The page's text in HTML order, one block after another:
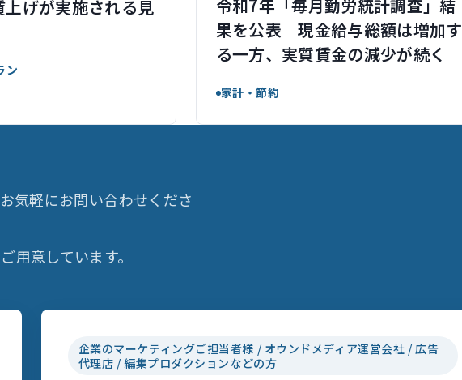
げが実施される見
ン
令和7年「毎月勤労統計調査」結
果を公表 現金給与総額は増加す
る一方、実質賃金の減少が続く
家計・節約
気軽にお問い合わせくださ
用意しています。
企業のマーケティングご担当者様 / オウンドメディア運営会社 / 広告
代理店 / 編集プロダクションなどの方